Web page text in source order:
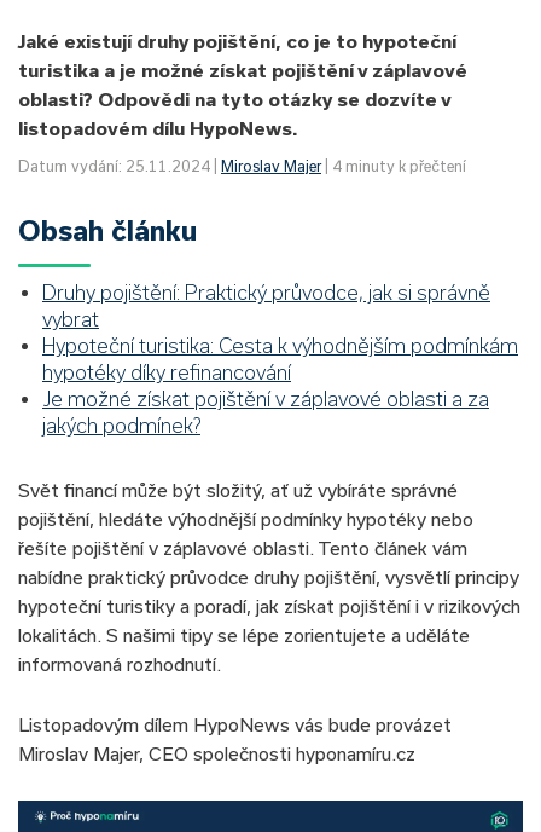
Jaké existují druhy pojištění, co je to hypoteční
turistika a je možné získat pojištění v záplavové
oblasti? Odpovědi na tyto otázky se dozvíte v
listopadovém dílu HypoNews.
Datum vydání: 25.11.2024 | Miroslav Majer| 4 minuty k přečtení
Obsah článku
Druhy pojištění: Praktický průvodce, jak si správně
vybrat
Hypoteční turistika: Cesta k výhodnějším podmínkám
hypotéky díky refinancování
Je možné získat pojištění v záplavové oblasti a za
jakých podmínek?
Svět financí může být složitý, ať už vybíráte správné
pojištění, hledáte výhodnější podmínky hypotéky nebo
řešíte pojištění v záplavové oblasti. Tento článek vám
nabídne praktický průvodce druhy pojištění, vysvětlí principy
hypoteční turistiky a poradí, jak získat pojištění i v rizikových
lokalitách. S našimi tipy se lépe zorientujete a uděláte
informovaná rozhodnutí.
Listopadovým dílem HypoNews vás bude provázet
Miroslav Majer, CEO společnosti hyponamíru.cz